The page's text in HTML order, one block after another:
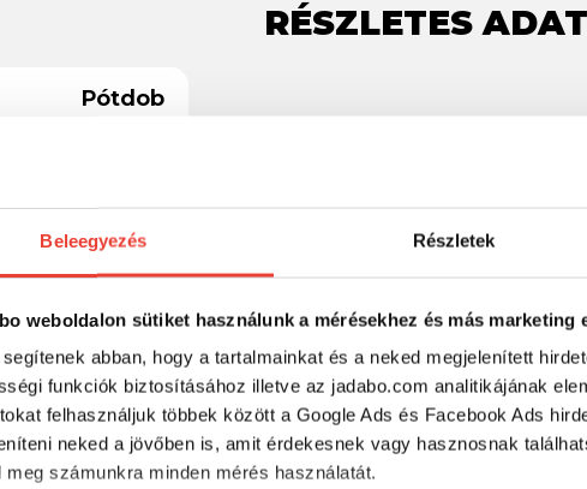
Beleegyezés Részletek
weboldalon sütiket használunk a mérésekhez és más marketing
abban, hogy a tartalmainkat és a neked megjelenített
funkciók biztosításához illetve az jadabo.com analitikájának
felhasználjuk többek között a Google Ads és Facebook Ads
neked a jövőben is, amit érdekesnek vagy hasznosnak
meg számunkra minden mérés használatát.
RÉSZLETES
Pótdob
LTX FA
SZINTÉN